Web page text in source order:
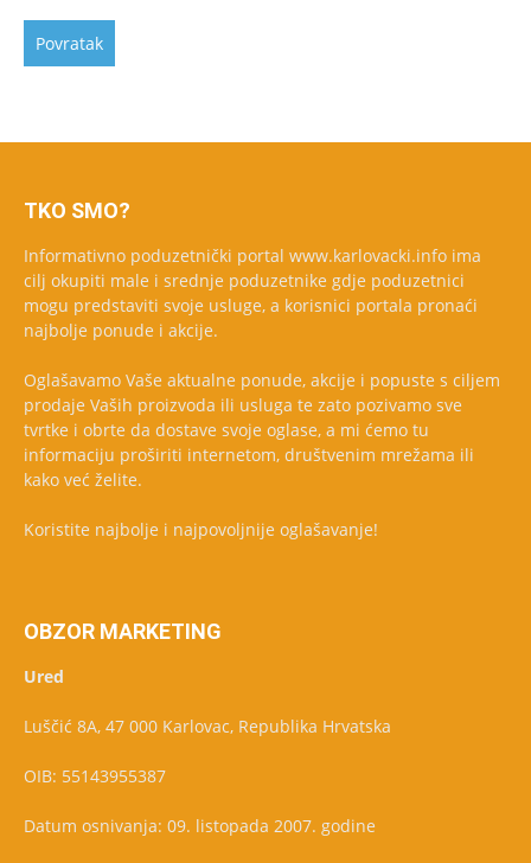
TKO SMO?
Informativno poduzetnički portal www.karlovacki.info ima
cilj okupiti male i srednje poduzetnike gdje poduzetnici
mogu predstaviti svoje usluge, a korisnici portala pronaći
najbolje ponude i akcije.
Oglašavamo Vaše aktualne ponude, akcije i popuste s ciljem
prodaje Vaših proizvoda ili usluga te zato pozivamo sve
tvrtke i obrte da dostave svoje oglase, a mi ćemo tu
informaciju proširiti internetom, društvenim mrežama ili
kako već želite.
Koristite najbolje i najpovoljnije oglašavanje!
OBZOR MARKETING
Ured
Luščić 8A, 47 000 Karlovac, Republika Hrvatska
OIB: 55143955387
Datum osnivanja: 09. listopada 2007. godine